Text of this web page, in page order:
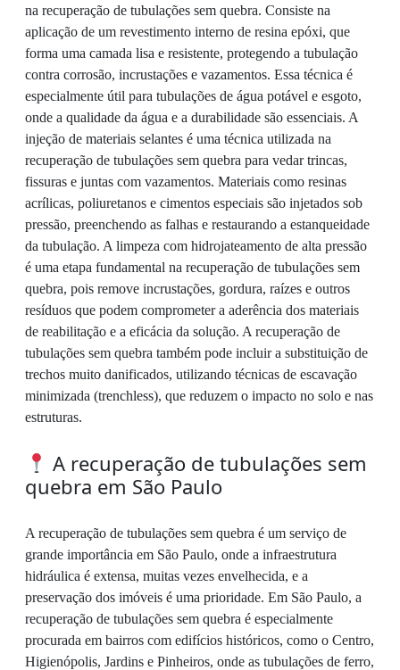
na recuperação de tubulações sem quebra. Consiste na
aplicação de um revestimento interno de resina epóxi, que
forma uma camada lisa e resistente, protegendo a tubulação
contra corrosão, incrustações e vazamentos. Essa técnica é
especialmente útil para tubulações de água potável e esgoto,
onde a qualidade da água e a durabilidade são essenciais. A
injeção de materiais selantes é uma técnica utilizada na
recuperação de tubulações sem quebra para vedar trincas,
fissuras e juntas com vazamentos. Materiais como resinas
acrílicas, poliuretanos e cimentos especiais são injetados sob
pressão, preenchendo as falhas e restaurando a estanqueidade
da tubulação. A limpeza com hidrojateamento de alta pressão
é uma etapa fundamental na recuperação de tubulações sem
quebra, pois remove incrustações, gordura, raízes e outros
resíduos que podem comprometer a aderência dos materiais
de reabilitação e a eficácia da solução. A recuperação de
tubulações sem quebra também pode incluir a substituição de
trechos muito danificados, utilizando técnicas de escavação
minimizada (trenchless), que reduzem o impacto no solo e nas
estruturas.
A recuperação de tubulações sem
quebra em São Paulo
A recuperação de tubulações sem quebra é um serviço de
grande importância em São Paulo, onde a infraestrutura
hidráulica é extensa, muitas vezes envelhecida, e a
preservação dos imóveis é uma prioridade. Em São Paulo, a
recuperação de tubulações sem quebra é especialmente
procurada em bairros com edifícios históricos, como o Centro,
Higienópolis, Jardins e Pinheiros, onde as tubulações de ferro,